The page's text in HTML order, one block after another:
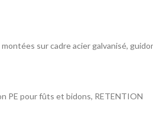
sur cadre acier galvanisé,
PE pour fûts et bidons, RETENTION